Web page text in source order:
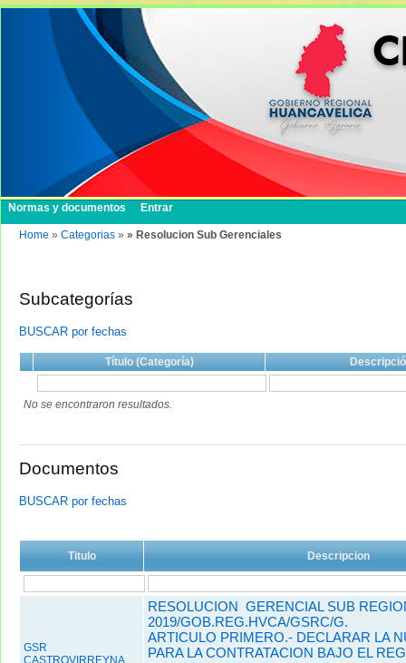
Normas y documentos Entrar
Home » Categorias » » Resolucion Sub Gerenciales
Subcategorías
BUSCAR por fechas
Título (Categoría)
No se encontraron resultados.
Documentos
BUSCAR por fechas
Titulo Descripcion
GSR
CASTROVIRREYNA
RESOLUCION GERENCIAL SUB
2019/GOB.REG.HVCA/GSRC/G.
ARTICULO PRIMERO.- DECLARAR LA
PARA LA CONTRATACION BAJO EL